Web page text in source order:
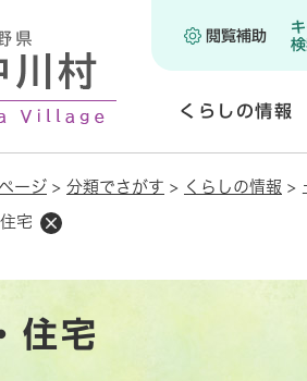
閲覧補助
くらしの情報
く
ージ > 分類でさがす > くらしの情報 >
宅
住宅